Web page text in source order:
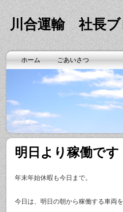
川合運輸 社長ブ
ホーム ごあいさつ
明日より稼働です
年末年始休暇も今日まで。
今日は、明日の朝から稼働する車両を